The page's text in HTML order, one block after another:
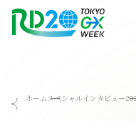
RD20とはアクションコミッ
会議成果物
ホームスペシャルインタビュー